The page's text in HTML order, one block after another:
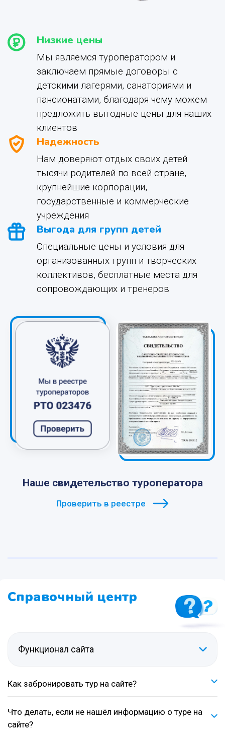
Низкие цены
Мы являемся туроператором и
заключаем прямые договоры с
детскими лагерями, санаториями и
пансионатами, благодаря чему можем
предложить выгодные цены для наших
клиентов
Надежность
Нам доверяют отдых своих детей
тысячи родителей по всей стране,
крупнейшие корпорации,
государственные и коммерческие
учреждения
Выгода для групп детей
Специальные цены и условия для
организованных групп и творческих
коллективов, бесплатные места для
сопровождающих и тренеров
Наше свидетельство туроператора
Проверить в реестре
Справочный центр
Функционал сайта
Как забронировать тур на сайте?
Что делать, если не нашёл информацию о туре на
сайте?